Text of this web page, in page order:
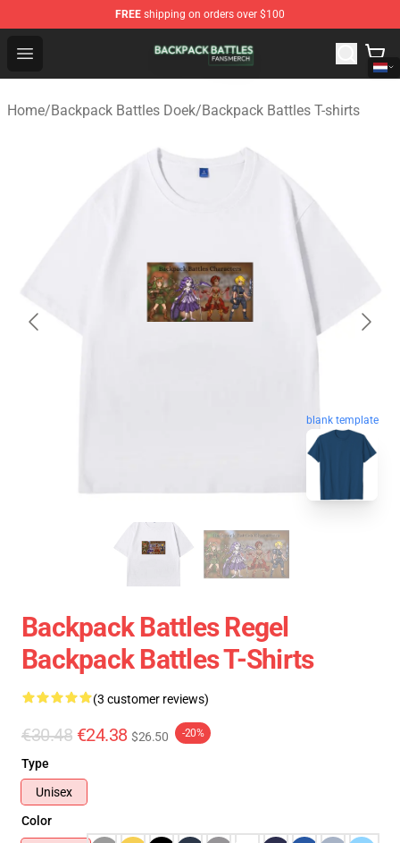
FREE shipping on orders over $100
Open menu
Backpack Battles Shop - Official Backpack Battles
Home/Backpack Battles Doek/Backpack Battles T-shirts
blank template
Backpack Battles Regel
Backpack Battles T-Shirts
(3 customer reviews)
€30.48 €24.38 $26.50 -20%
Type
Unisex
Color